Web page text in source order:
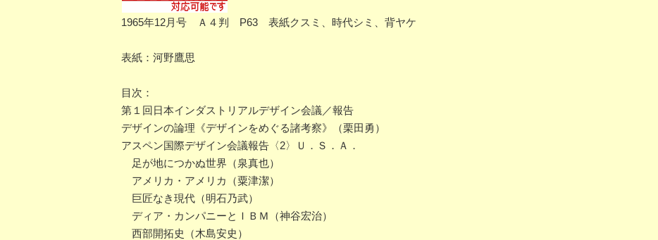
1965年12月号 Ａ４判 P63 表紙クスミ、時代シミ、背ヤケ
表紙：河野鷹思
目次：
第１回日本インダストリアルデザイン会議／報告
デザインの論理《デザインをめぐる諸考察》（栗田勇）
アスペン国際デザイン会議報告〈2〉Ｕ．Ｓ．Ａ．
足が地につかぬ世界（泉真也）
アメリカ・アメリカ（粟津潔）
巨匠なき現代（明石乃武）
ディア・カンパニーとＩＢＭ（神谷宏治）
西部開拓史（木島安史）